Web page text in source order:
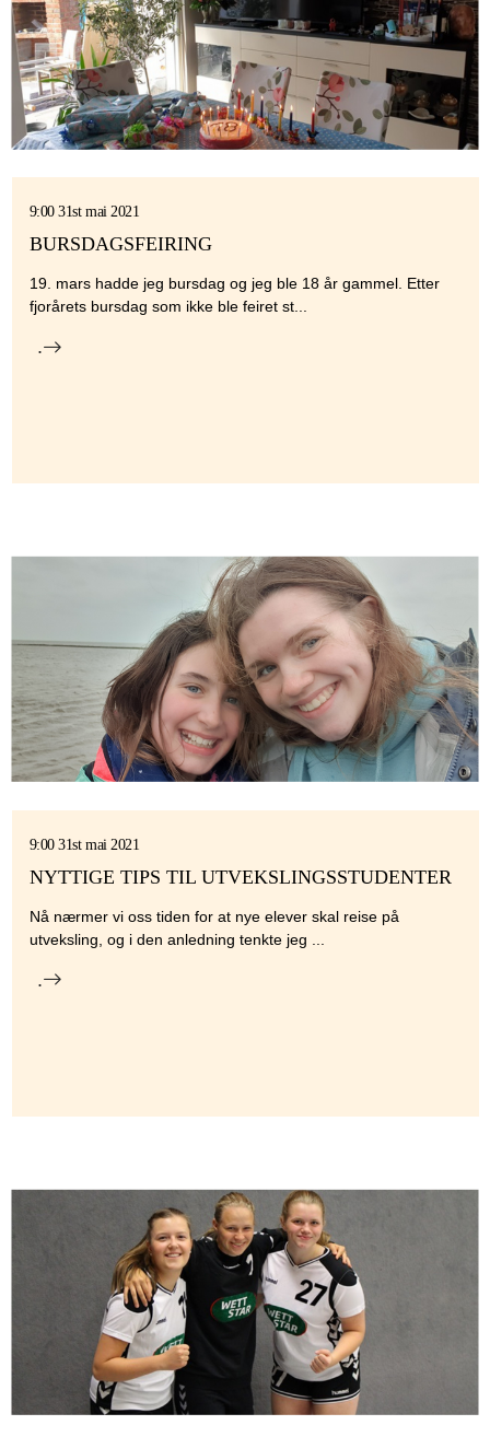
9:00 31st mai 2021
BURSDAGSFEIRING
19. mars hadde jeg bursdag og jeg ble 18 år gammel. Etter
fjorårets bursdag som ikke ble feiret st...
9:00 31st mai 2021
NYTTIGE TIPS TIL UTVEKSLINGSSTUDENTER
Nå nærmer vi oss tiden for at nye elever skal reise på
utveksling, og i den anledning tenkte jeg ...